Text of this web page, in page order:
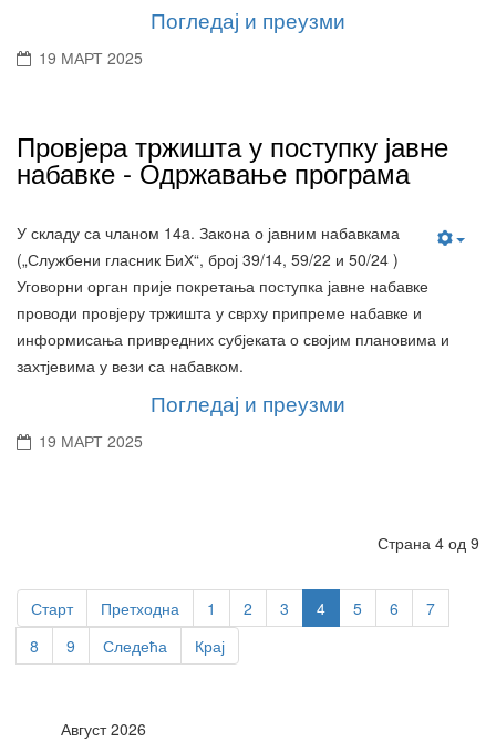
Погледај и преузми
19 МАРТ 2025
Провјера тржишта у поступку јавне
набавке - Одржавање програма
У складу са чланом 14a. Закона о јавним набавкама
(„Службени гласник БиХ“, број 39/14, 59/22 и 50/24 )
Уговорни орган прије покретања поступка јавне набавке
проводи провјеру тржишта у сврху припреме набавке и
информисања привредних субјеката о својим плановима и
захтјевима у вези са набавком.
Погледај и преузми
19 МАРТ 2025
Страна 4 од 9
Старт Претходна 1 2 3 4 5 6
7
8
9 Следећа Крај
Август 2026